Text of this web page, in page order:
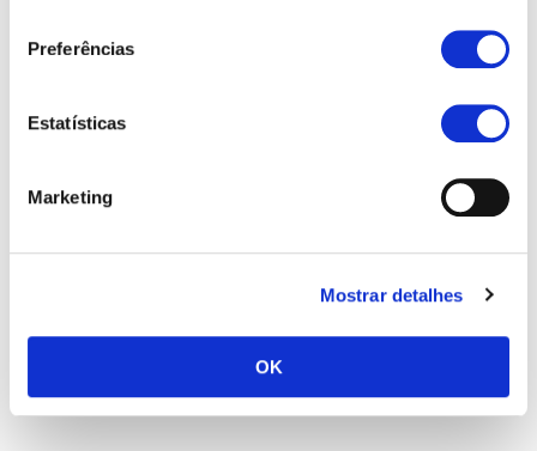
Preferências
Estatísticas
Marketing
Mostrar detalhes
OK